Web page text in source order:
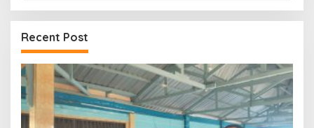
Recent Post